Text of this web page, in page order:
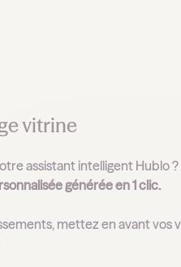
vitrine
assistant intelligent Hublo ?
générée en 1 clic.
mettez en avant vos